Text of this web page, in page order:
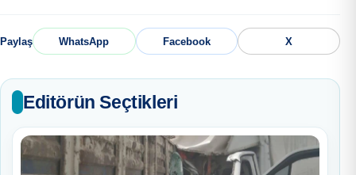
Paylaş WhatsApp Facebook X
Editörün Seçtikleri